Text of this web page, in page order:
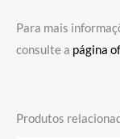
Para mais
consulte a página
Produtos